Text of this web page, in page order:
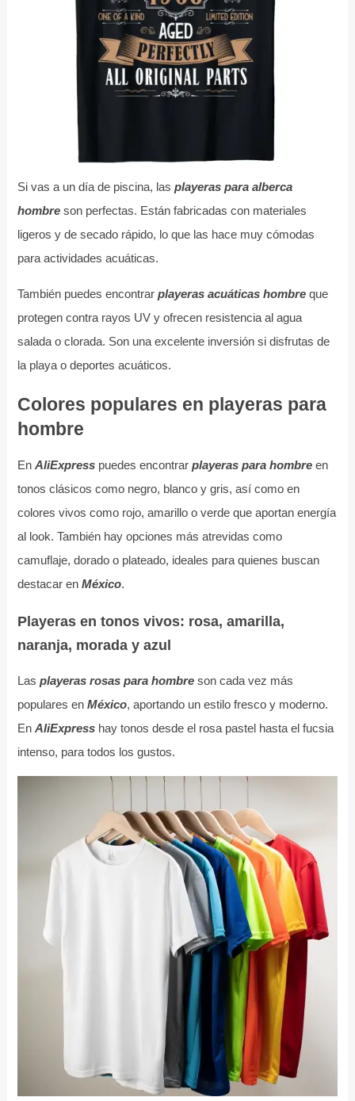
Si vas a un día de piscina, las playeras para alberca
hombreson perfectas. Están fabricadas con materiales
ligeros y de secado rápido, lo que las hace muy cómodas
para actividades acuáticas.
También puedes encontrar playeras acuáticas hombreque
protegen contra rayos UV y ofrecen resistencia al agua
salada o clorada. Son una excelente inversión si disfrutas de
la playa o deportes acuáticos.
Colores populares en playeras para
hombre
En AliExpresspuedes encontrar playeras para hombreen
tonos clásicos como negro, blanco y gris, así como en
colores vivos como rojo, amarillo o verde que aportan energía
al look. También hay opciones más atrevidas como
camuflaje, dorado o plateado, ideales para quienes buscan
destacar en México.
Playeras en tonos vivos: rosa, amarilla,
naranja, morada y azul
Las playeras rosas para hombreson cada vez más
populares en México, aportando un estilo fresco y moderno.
En AliExpresshay tonos desde el rosa pastel hasta el fucsia
intenso, para todos los gustos.